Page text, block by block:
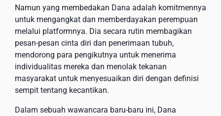
Namun yang membedakan Dana adalah komitmennya
untuk mengangkat dan memberdayakan perempuan
melalui platformnya. Dia secara rutin membagikan
pesan-pesan cinta diri dan penerimaan tubuh,
mendorong para pengikutnya untuk menerima
individualitas mereka dan menolak tekanan
masyarakat untuk menyesuaikan diri dengan definisi
sempit tentang kecantikan.
Dalam sebuah wawancara baru-baru ini, Dana